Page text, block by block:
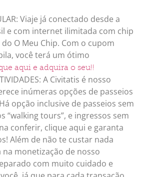
Viaje já conectado desde a
e com internet ilimitada com chip
O Meu Chip. Com o cupom
você terá um ótimo
aqui e adquira o seu!!
A Civitatis é nosso
inúmeras opções de passeios
opção inclusive de passeios sem
“walking tours”, e ingressos sem
conferir, clique aqui e garanta
Além de não te custar nada
na monetização de nosso
com muito cuidado e